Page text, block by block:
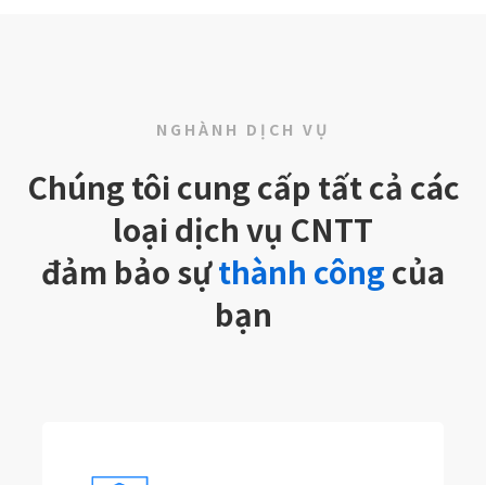
NGHÀNH DỊCH VỤ
Chúng tôi cung cấp tất cả các
loại dịch vụ CNTT
đảm bảo sựthành công của
bạn